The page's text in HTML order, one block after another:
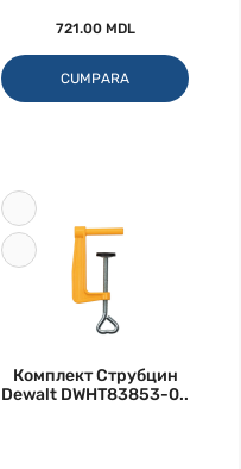
721.00 MDL
CUMPARA
Комплект Струбцин
Dewalt DWHT83853-0..